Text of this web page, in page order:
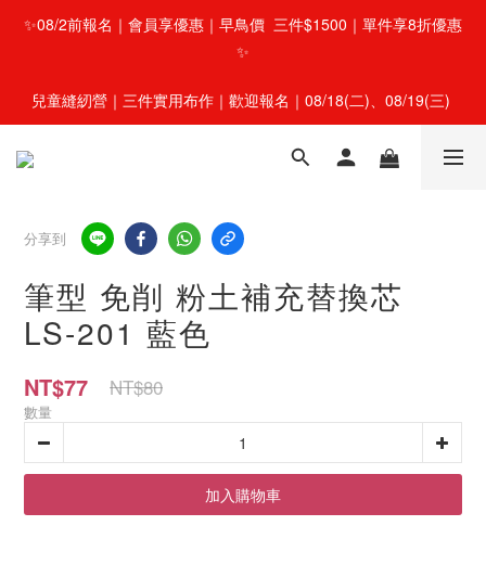
✨08/2前報名｜會員享優惠｜早鳥價  三件$1500｜單件享8折優惠
✨
兒童縫紉營｜三件實用布作｜歡迎報名｜08/18(二)、08/19(三)
分享到
筆型 免削 粉土補充替換芯
LS-201 藍色
NT$77 NT$80
數量
加入購物車